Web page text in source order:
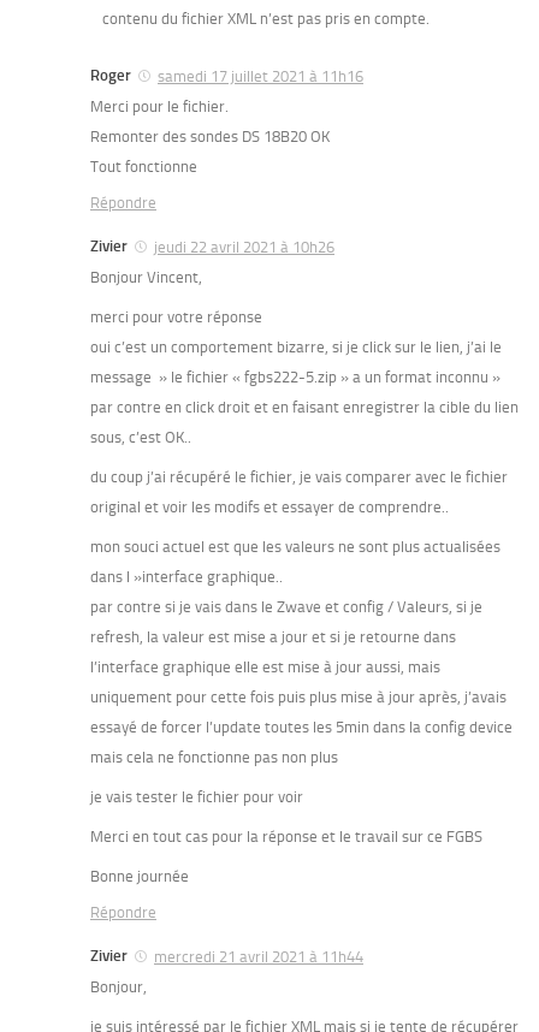
contenu du fichier XML n’est pas pris en compte.
Roger
samedi 17 juillet 2021 à 11h16
Merci pour le fichier.
Remonter des sondes DS 18B20 OK
Tout fonctionne
Répondre
Zivier
jeudi 22 avril 2021 à 10h26
Bonjour Vincent,
merci pour votre réponse
oui c’est un comportement bizarre, si je click sur le lien, j’ai le
message » le fichier « fgbs222-5.zip » a un format inconnu »
par contre en click droit et en faisant enregistrer la cible du lien
sous, c’est OK..
du coup j’ai récupéré le fichier, je vais comparer avec le fichier
original et voir les modifs et essayer de comprendre..
mon souci actuel est que les valeurs ne sont plus actualisées
dans l »interface graphique..
par contre si je vais dans le Zwave et config / Valeurs, si je
refresh, la valeur est mise a jour et si je retourne dans
l’interface graphique elle est mise à jour aussi, mais
uniquement pour cette fois puis plus mise à jour après, j’avais
essayé de forcer l’update toutes les 5min dans la config device
mais cela ne fonctionne pas non plus
je vais tester le fichier pour voir
Merci en tout cas pour la réponse et le travail sur ce FGBS
Bonne journée
Répondre
Zivier
mercredi 21 avril 2021 à 11h44
Bonjour,
je suis intéressé par le fichier XML mais si je tente de récupérer